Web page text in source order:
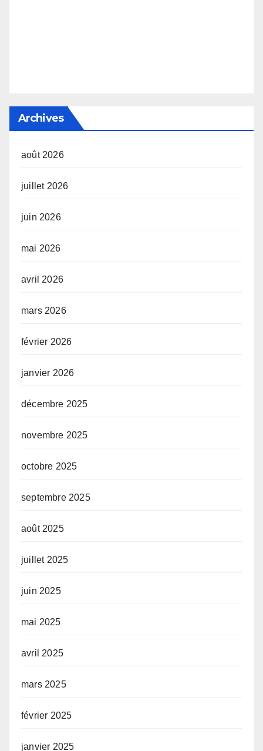
Archives
août 2026
juillet 2026
juin 2026
mai 2026
avril 2026
mars 2026
février 2026
janvier 2026
décembre 2025
novembre 2025
octobre 2025
septembre 2025
août 2025
juillet 2025
juin 2025
mai 2025
avril 2025
mars 2025
février 2025
janvier 2025